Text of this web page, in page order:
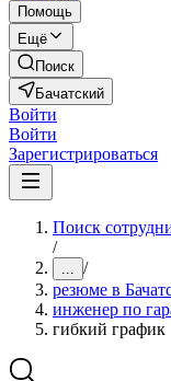
Помощь
Ещё
Поиск
Бачатский
Войти
Войти
Зарегистрироваться
Поиск
/
... /
резюме в
инженер по
гибкий график